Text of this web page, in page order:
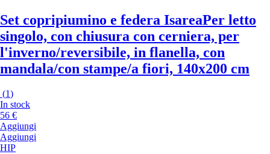
Set copripiumino e federa IsareaPer letto
singolo, con chiusura con cerniera, per
l'inverno/reversibile, in flanella, con
mandala/con stampe/a fiori, 140x200 cm
(1)
In stock
56 €
Aggiungi
Aggiungi
HIP